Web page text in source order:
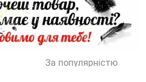
За популярністю